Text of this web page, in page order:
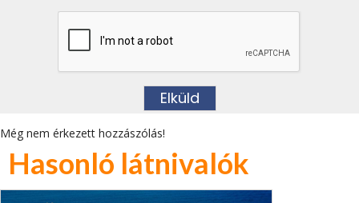
Még nem érkezett hozzászólás!
Hasonló látnivalók